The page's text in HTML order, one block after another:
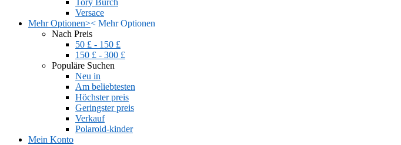
Tory Burch
Versace
Mehr Optionen>< Mehr Optionen
Nach Preis
50 £ - 150 £
150 £ - 300 £
Populäre Suchen
Neu in
Am beliebtesten
Höchster preis
Geringster preis
Verkauf
Polaroid-kinder
Mein Konto